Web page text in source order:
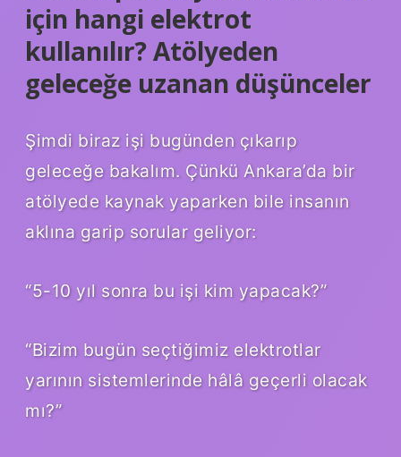
için hangi elektrot
kullanılır? Atölyeden
geleceğe uzanan düşünceler
Şimdi biraz işi bugünden çıkarıp
geleceğe bakalım. Çünkü Ankara’da bir
atölyede kaynak yaparken bile insanın
aklına garip sorular geliyor:
“5-10 yıl sonra bu işi kim yapacak?”
“Bizim bugün seçtiğimiz elektrotlar
yarının sistemlerinde hâlâ geçerli olacak
mı?”